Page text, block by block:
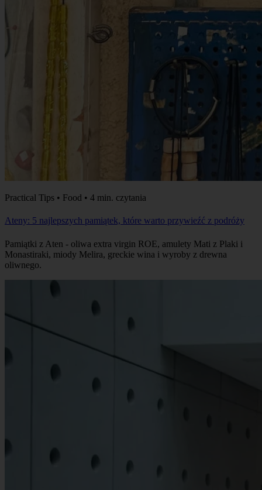
Practical Tips • Food • 4 min. czytania
Ateny: 5 najlepszych pamiątek, które warto przywieźć z podróży
Pamiątki z Aten - oliwa extra virgin ROE, amulety Mati z Plaki i
Monastiraki, miody Melira, greckie wina i wyroby z drewna
oliwnego.